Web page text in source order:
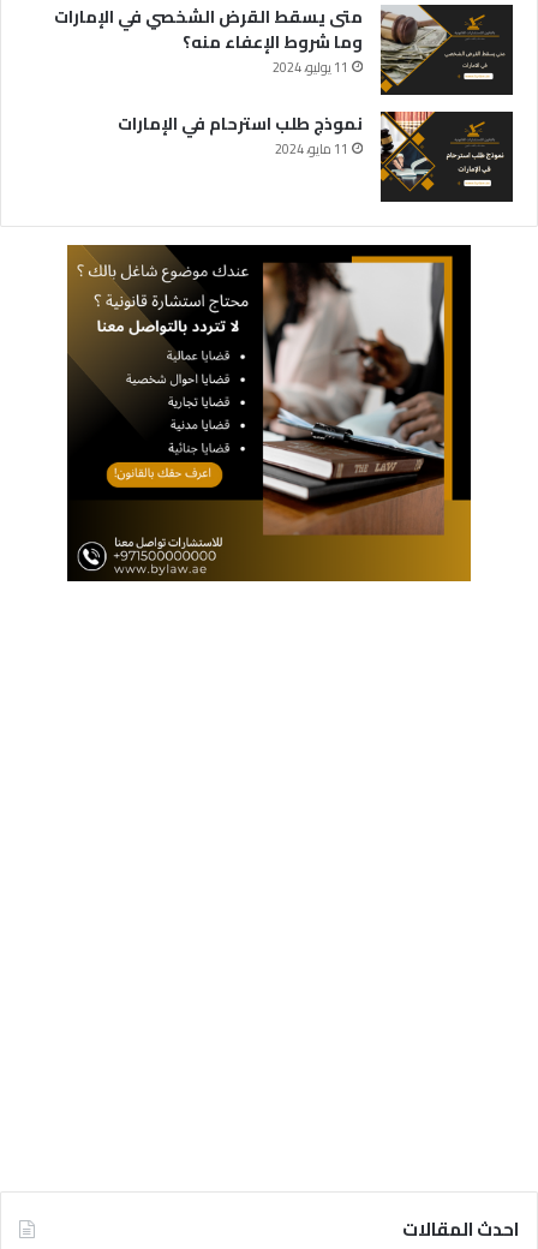
متى يسقط القرض الشخصي في الإمارات
وما شروط الإعفاء منه؟
11 يوليو، 2024
نموذج طلب استرحام في الإمارات
11 مايو، 2024
احدث المقالات